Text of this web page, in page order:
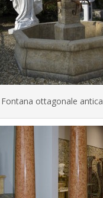
Fontana ottagonale